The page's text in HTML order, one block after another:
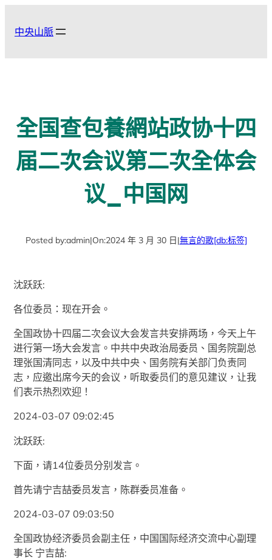
中央山脈
全国查包養網站政协十四
届二次会议第二次全体会
议_中国网
Posted by:admin|On:2024 年 3 月 30 日|無言的歌[db:标签]
沈跃跃:
各位委员：现在开会。
全国政协十四届二次会议大会发言共安排两场，今天上午
进行第一场大会发言。中共中央政治局委员、国务院副总
理张国清同志，以及中共中央、国务院有关部门负责同
志，应邀出席今天的会议，听取委员们的意见建议，让我
们表示热烈欢迎！
2024-03-07 09:02:45
沈跃跃:
下面，请14位委员分别发言。
首先请宁吉喆委员发言，陈群委员准备。
2024-03-07 09:03:50
全国政协经济委员会副主任，中国国际经济交流中心副理
事长 宁吉喆: